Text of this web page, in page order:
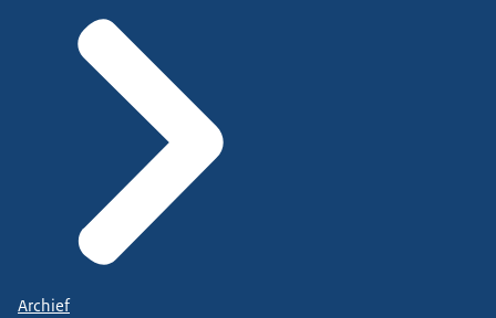
Archief